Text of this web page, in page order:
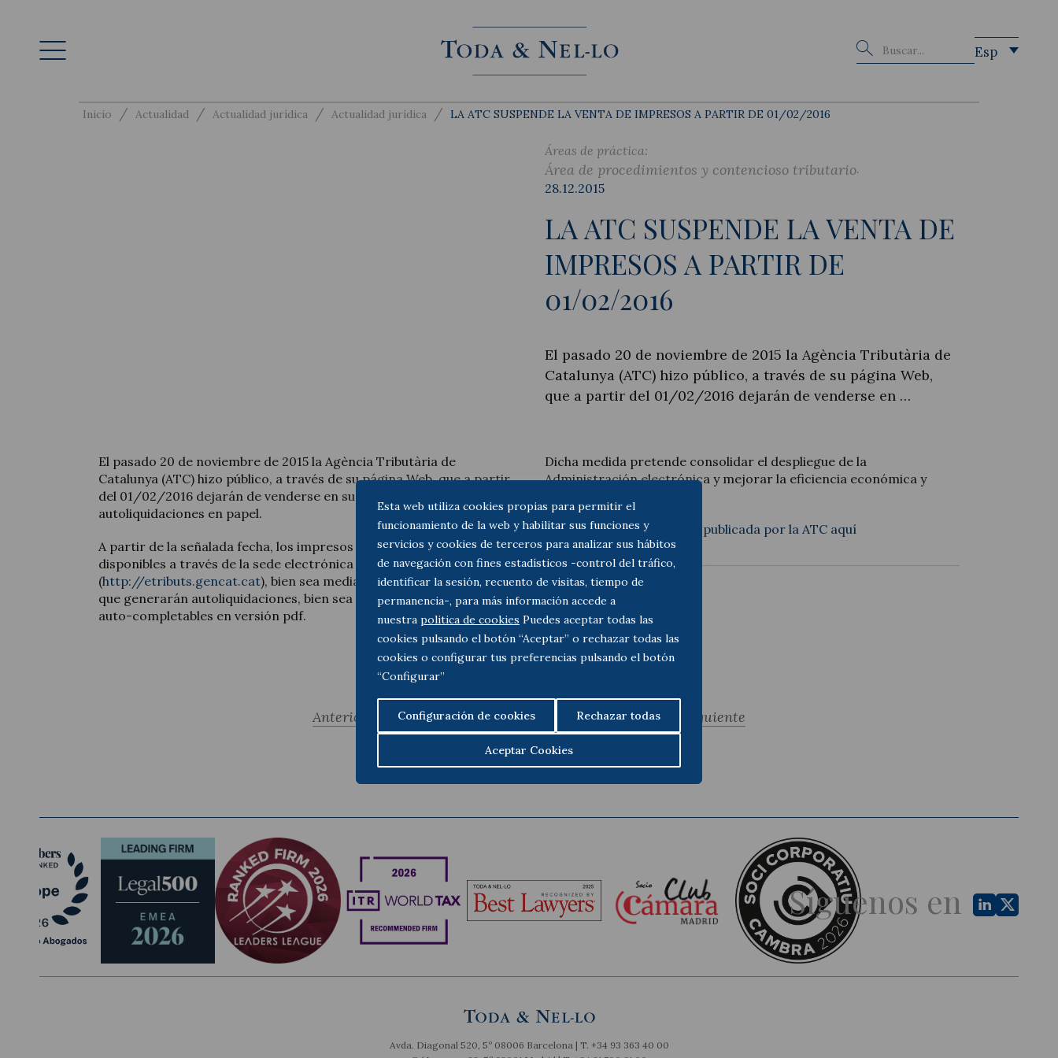
Esta web utiliza cookies propias para permitir el
funcionamiento de la web y habilitar sus funciones y
servicios y cookies de terceros para analizar sus hábitos
de navegación con fines estadísticos -control del tráfico,
identificar la sesión, recuento de visitas, tiempo de
permanencia-, para más información accede a
nuestra politica de cookies Puedes aceptar todas las
cookies pulsando el botón “Aceptar” o rechazar todas las
cookies o configurar tus preferencias pulsando el botón
“Configurar”
Configuración de cookies Rechazar todas
Aceptar Cookies
Notícias y artículos
Buscar Esp
Inicio / Actualidad / Actualidad jurídica / Actualidad jurídica / LA ATC SUSPENDE LA VENTA DE IMPRESOS A PARTIR DE 01/02/2016
Áreas de práctica:
Área de procedimientos y contencioso tributario
28.12.2015
LA ATC SUSPENDE LA VENTA DE
IMPRESOS A PARTIR DE
01/02/2016
El pasado 20 de noviembre de 2015 la Agència Tributària de
Catalunya (ATC) hizo público, a través de su página Web,
que a partir del 01/02/2016 dejarán de venderse en …
El pasado 20 de noviembre de 2015 la Agència Tributària de
Catalunya (ATC) hizo público, a través de su página Web, que a partir
del 01/02/2016 dejarán de venderse en sus oficinas impresos de
autoliquidaciones en papel.
A partir de la señalada fecha, los impresos únicamente estarán
disponibles a través de la sede electrónica del organismo
(http://etributs.gencat.cat), bien sea mediante programas de ayuda
que generarán autoliquidaciones, bien sea mediante formularios
auto-completables en versión pdf.
Dicha medida pretende consolidar el despliegue de la
Administración electrónica y mejorar la eficiencia económica y
Consulte la comunicación publicada por la ATC aquí
Siguiente
Anterior
Síguenos en
Avda. Diagonal 520, 5º 08006 Barcelona | T. +34 93 363 40 00